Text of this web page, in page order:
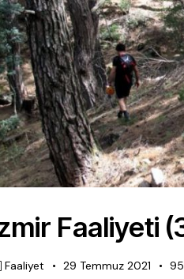
Faaliyeti
Faaliyet 29 Temmuz 2021 95